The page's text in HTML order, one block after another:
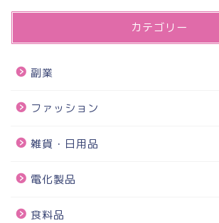
カテゴリー
副業
ファッション
雑貨・日用品
電化製品
食料品